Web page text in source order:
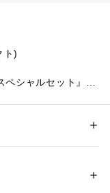
ト)
ペシャルセット』
ドを収納するポケッ
合わせのスペシャル
ルナイロン（インビ